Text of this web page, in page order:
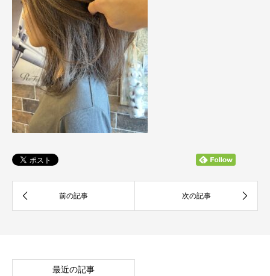
最近の記事